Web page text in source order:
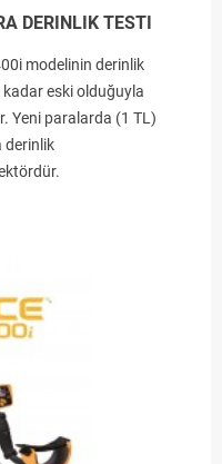
DERINLIK TESTI
modelinin derinlik
eski olduğuyla
Yeni paralarda (1 TL)
derinlik